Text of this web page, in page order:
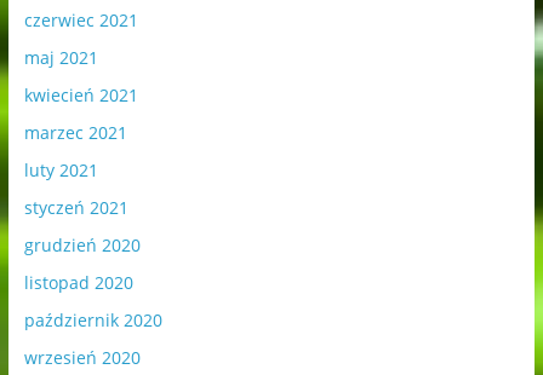
czerwiec 2021
maj 2021
kwiecień 2021
marzec 2021
luty 2021
styczeń 2021
grudzień 2020
listopad 2020
październik 2020
wrzesień 2020